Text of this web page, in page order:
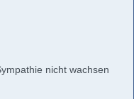
nicht wachsen